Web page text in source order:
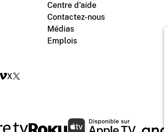
Centre d'aide
Contactez-nous
Médias
Emplois
X